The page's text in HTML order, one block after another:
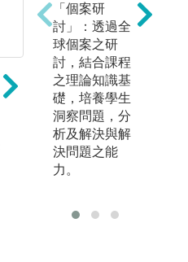
授課教師指定
議題、產學合
作或企劃競賽
方式，由學生
進行分組專案
實作，訓練學
生創意發想、
個案與簡報技
巧等相關能
力。
議題，進行實
「個案研
討」：透過全
球個案之研
討，結合課程
之理論知識基
礎，培養學生
洞察問題，分
析及解決與解
決問題之能
力。